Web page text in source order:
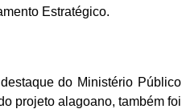
Estratégico.
do Ministério Público
projeto alagoano, também foi